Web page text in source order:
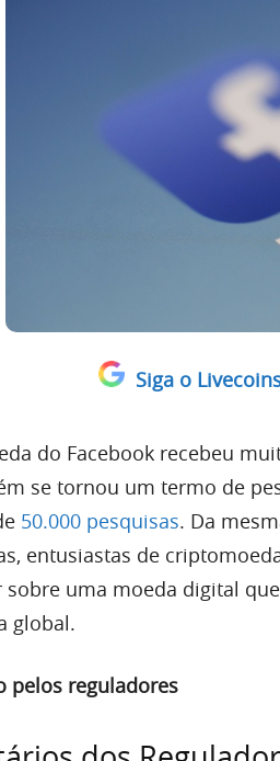
Siga o
do Facebook recebeu
se tornou um termo de
50.000 pesquisas. Da
entusiastas de
sobre uma moeda digital
global.
pelos reguladores